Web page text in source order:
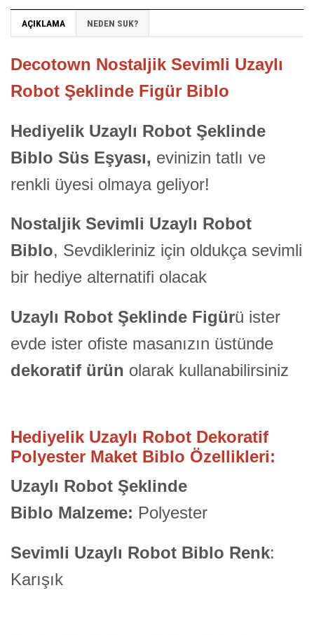
AÇIKLAMA NEDEN SUK?
Decotown Nostaljik Sevimli Uzaylı
Robot Şeklinde Figür Biblo
Hediyelik Uzaylı Robot Şeklinde
Biblo Süs Eşyası, evinizin tatlı ve
renkli üyesi olmaya geliyor!
Nostaljik Sevimli Uzaylı Robot
Biblo, Sevdikleriniz için oldukça sevimli
bir hediye alternatifi olacak
Uzaylı Robot Şeklinde Figürü ister
evde ister ofiste masanızın üstünde
dekoratif ürün olarak kullanabilirsiniz
Hediyelik Uzaylı Robot Dekoratif
Polyester Maket Biblo Özellikleri:
Uzaylı Robot Şeklinde
Biblo Malzeme: Polyester
Sevimli Uzaylı Robot Biblo Renk:
Karışık